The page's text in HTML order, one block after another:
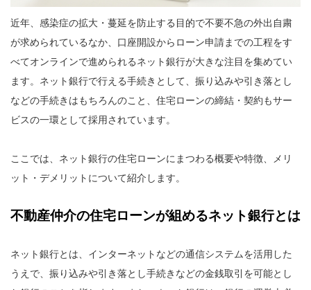
近年、感染症の拡大・蔓延を防止する目的で不要不急の外出自粛
が求められているなか、口座開設からローン申請までの工程をす
べてオンラインで進められるネット銀行が大きな注目を集めてい
ます。ネット銀行で行える手続きとして、振り込みや引き落とし
などの手続きはもちろんのこと、住宅ローンの締結・契約もサー
ビスの一環として採用されています。
ここでは、ネット銀行の住宅ローンにまつわる概要や特徴、メリ
ット・デメリットについて紹介します。
不動産仲介の住宅ローンが組めるネット銀行とは
ネット銀行とは、インターネットなどの通信システムを活用した
うえで、振り込みや引き落とし手続きなどの金銭取引を可能とし